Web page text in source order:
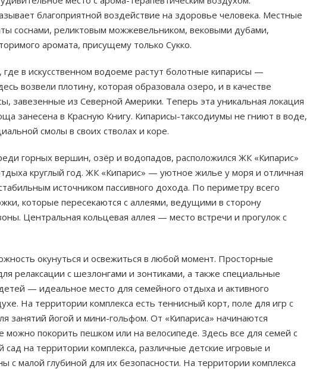
благоприятной воздействие на здоровье человека. Местные
соснами, реликтовым можжевельником, вековыми дубами,
аромата, присущему только Сукко.
в искусственном водоеме растут болотные кипарисы —
возвели плотину, которая образовала озеро, и в качестве
завезенные из Северной Америки. Теперь эта уникальная локация
занесена в Красную Книгу. Кипарисы-таксодиумы не гниют в воде,
смолы в своих стволах и коре.
горных вершин, озёр и водопадов, расположился ЖК «Кипарис»
круглый год. ЖК «Кипарис» — уютное жилье у моря и отличная
источником пассивного дохода. По периметру всего
которые пересекаются с аллеями, ведущими в сторону
Центральная кольцевая аллея — место встречи и прогулок с
окунуться и освежиться в любой момент. Просторные
релаксации с шезлонгами и зонтиками, а также специальные
— идеальное место для семейного отдыха и активного
На территории комплекса есть теннисный корт, поле для игр с
занятий йогой и мини-гольфом. От «Кипариса» начинаются
покорить пешком или на велосипеде. Здесь все для семей с
на территории комплекса, различные детские игровые и
с малой глубиной для их безопасности. На территории комплекса